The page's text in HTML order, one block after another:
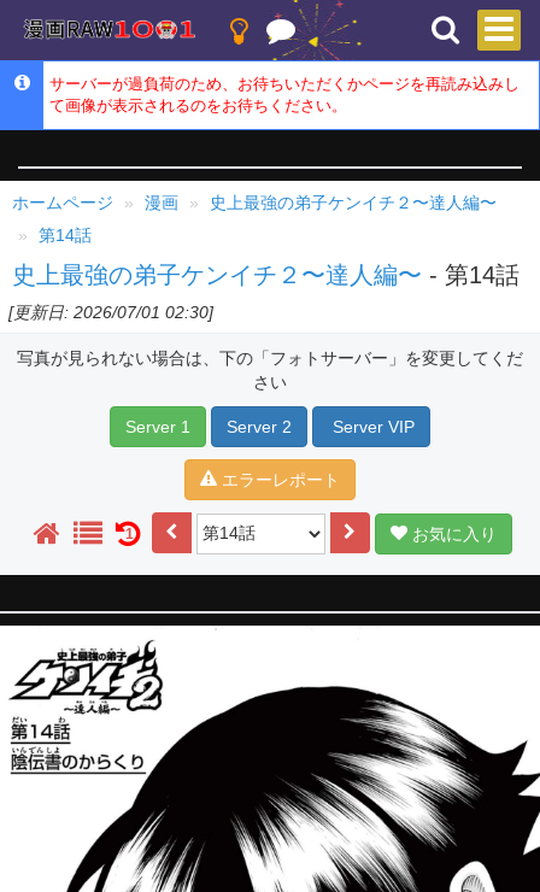
サーバーが過負荷のため、お待ちいただくかページを再読み込みし
て画像が表示されるのをお待ちください。
ホームページ 漫画
史上最強の弟子ケンイチ２〜達人編〜
第14話
史上最強の弟子ケンイチ２〜達人編〜 - 第14話
[更新日: 2026/07/01 02:30]
写真が見られない場合は、下の「フォトサーバー」を変更してくだ
さい
Server 1 Server 2 Server VIP
エラーレポート
1 お気に入り